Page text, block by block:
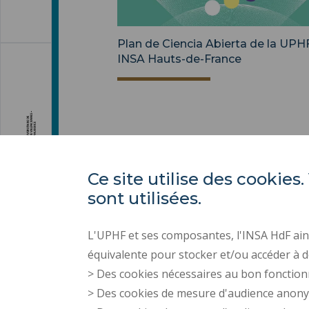
Plan de Ciencia Abierta de la
INSA Hauts-de-France
Ce site utilise des
sont utilisées.
L'UPHF et ses composantes, l'INSA HdF
équivalente pour stocker et/ou accéder à
> Des cookies nécessaires au bon
> Des cookies de mesure d'audience